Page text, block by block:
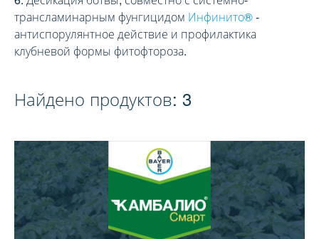
трансламинарным фунгицидом Инфинито®-
антиспорулянтное действие и профилактика
клубневой формы фитофтороза.
Найдено продуктов: 3